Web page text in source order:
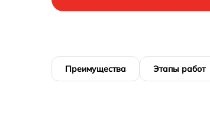
Преимущества Этапы работ